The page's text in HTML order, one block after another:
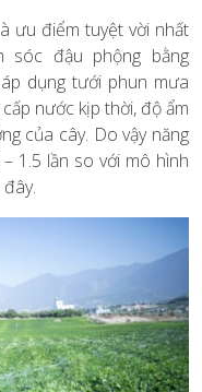
ưu điểm tuyệt vời nhất
sóc đậu phộng bằng
dụng tưới phun mưa
nước kịp thời, độ ẩm
của cây. Do vậy năng
1.5 lần so với mô hình